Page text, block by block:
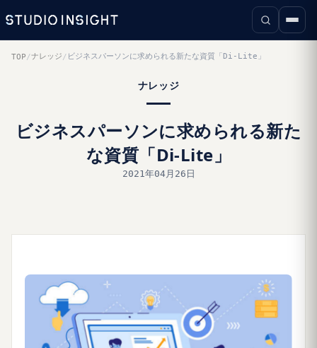
TOP /ナレッジ / ビジネスパーソンに求められる新たな資質「Di-Lite」
ナレッジ
ビジネスパーソンに求められる新た
な資質「Di-Lite」
2021年04月26日